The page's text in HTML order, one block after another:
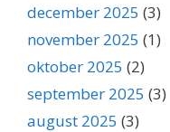
december 2025 (3)
november 2025 (1)
oktober 2025 (2)
september 2025 (3)
august 2025 (3)